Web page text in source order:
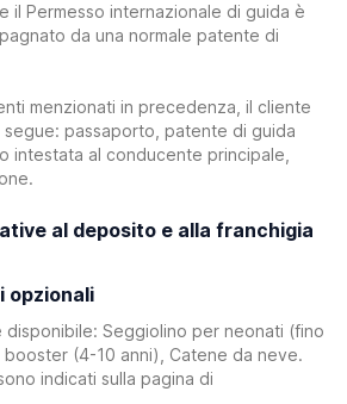
il Permesso internazionale di guida è
da una normale patente di
menzionati in precedenza, il cliente
passaporto, patente di guida
intestata al conducente principale,
al deposito e alla franchigia
opzionali
Seggiolino per neonati (fino
booster (4-10 anni), Catene da neve.
indicati sulla pagina di